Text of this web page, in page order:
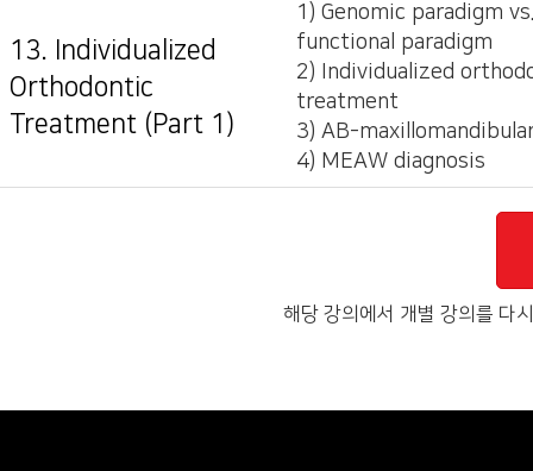
13. Individualized
Orthodontic
Treatment (Part 1)
1) Genomic paradigm vs.
functional paradigm
2) Individualized
treatment
3) AB-
4) MEAW diagnosis
해당 강의에서 개별 강의를 다